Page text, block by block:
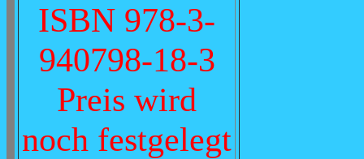
ISBN 978-3-
940798-18-3
Preis wird
noch festgelegt